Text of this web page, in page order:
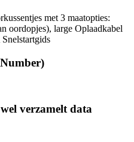
met 3 maatopties:
oordopjes), large Oplaadkabel
verzamelt data